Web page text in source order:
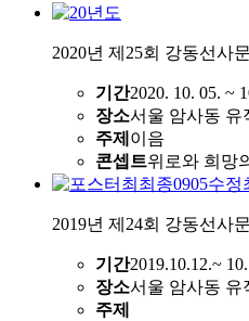
2020년 제25회 강동선사
기간2020. 10. 05. ~
장소서울 암사동 유
주제 이음
콘셉트위로와 희망
2019년 제24회 강동선사
기간2019.10.12.~
장소서울 암사동 유
주제